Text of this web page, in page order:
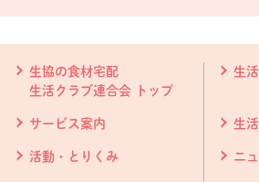
生協の食材宅配
生活クラブ連合会 トップ
生
サービス案内 生
活動・とりくみ ニ